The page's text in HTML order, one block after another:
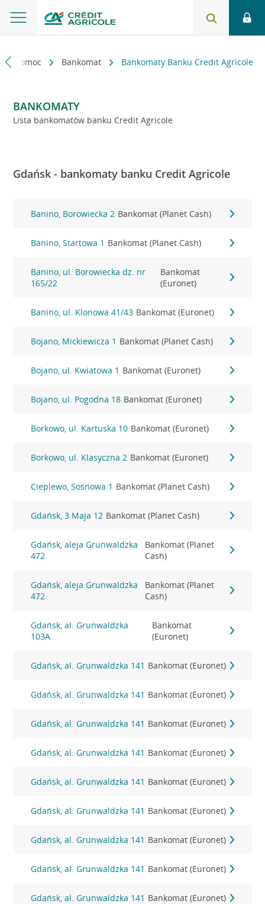
i pomoc Bankomat Bankomaty Banku Credit Agricole
BANKOMATY
Lista bankomatów banku Credit Agricole
Gdańsk - bankomaty banku Credit Agricole
Banino, Borowiecka 2 Bankomat (Planet Cash)
Banino, Startowa 1 Bankomat (Planet Cash)
Banino, ul. Borowiecka dz. nr
165/22
Bankomat
(Euronet)
Banino, ul. Klonowa 41/43 Bankomat (Euronet)
Bojano, Mickiewicza 1 Bankomat (Planet Cash)
Bojano, ul. Kwiatowa 1 Bankomat (Euronet)
Bojano, ul. Pogodna 18 Bankomat (Euronet)
Borkowo, ul. Kartuska 10 Bankomat (Euronet)
Borkowo, ul. Klasyczna 2 Bankomat (Euronet)
Cieplewo, Sosnowa 1 Bankomat (Planet Cash)
Gdańsk, 3 Maja 12 Bankomat (Planet Cash)
Gdańsk, aleja Grunwaldzka
472
Bankomat (Planet
Cash)
Gdańsk, aleja Grunwaldzka
472
Bankomat (Planet
Cash)
Gdańsk, al. Grunwaldzka
103A
Bankomat
(Euronet)
Gdańsk, al. Grunwaldzka 141 Bankomat (Euronet)
Gdańsk, al. Grunwaldzka 141 Bankomat (Euronet)
Gdańsk, al. Grunwaldzka 141 Bankomat (Euronet)
Gdańsk, al. Grunwaldzka 141 Bankomat (Euronet)
Gdańsk, al. Grunwaldzka 141 Bankomat (Euronet)
Gdańsk, al. Grunwaldzka 141 Bankomat (Euronet)
Gdańsk, al. Grunwaldzka 141 Bankomat (Euronet)
Gdańsk, al. Grunwaldzka 141 Bankomat (Euronet)
Gdańsk, al. Grunwaldzka 141 Bankomat (Euronet)